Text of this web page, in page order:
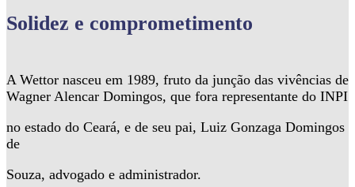
Solidez e comprometimento
A Wettor nasceu em 1989, fruto da junção das vivências de
Wagner Alencar Domingos, que fora representante do INPI
no estado do Ceará, e de seu pai, Luiz Gonzaga Domingos
de
Souza, advogado e administrador.